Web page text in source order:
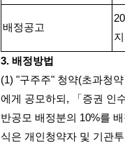
배정공고
지
3. 배정방법
(1) "구주주" 청약(초과청
에게 공모하되 ,
「증권 인
반공모 배정분의 10%를
식은 개인청약자 및 기관